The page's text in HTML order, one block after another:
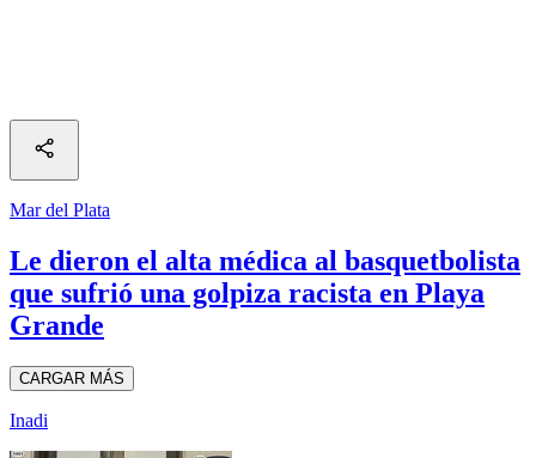
Mar del Plata
Le dieron el alta médica al basquetbolista
que sufrió una golpiza racista en Playa
Grande
CARGAR MÁS
Inadi